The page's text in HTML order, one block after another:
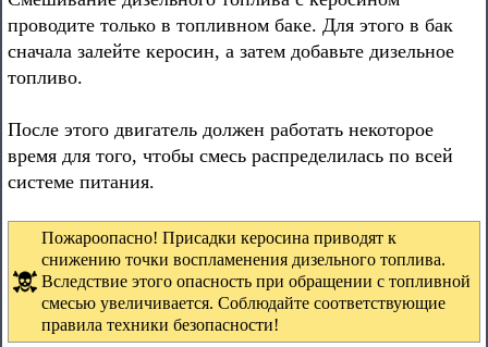
проводите только в топливном баке. Для этого в бак
сначала залейте керосин, а затем добавьте дизельное
топливо.
После этого двигатель должен работать некоторое
время для того, чтобы смесь распределилась по всей
системе питания.
Пожароопасно! Присадки керосина приводят к
снижению точки воспламенения дизельного топлива.
Вследствие этого опасность при обращении с топливной
смесью увеличивается. Соблюдайте соответствующие
правила техники безопасности!